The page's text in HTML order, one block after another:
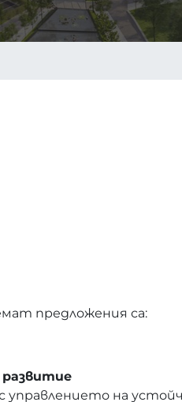
предложения са:
управлението на